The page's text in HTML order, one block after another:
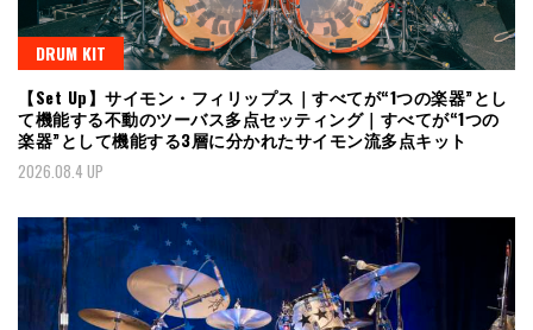
DRUM KIT
【Set Up】サイモン・フィリップス｜すべてが“1つの楽器”とし
て機能する不動のツーバス多点セッティング｜すべてが“1つの
楽器”として機能する3層に分かれたサイモン流多点キット
2026.08.4 UP